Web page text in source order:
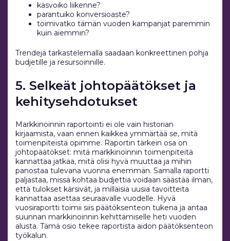
kasvoiko liikenne?
parantuiko konversioaste?
toimivatko tämän vuoden kampanjat paremmin
kuin aiemmin?
Trendejä tarkastelemalla saadaan konkreettinen pohja
budjetille ja resursoinnille.
5. Selkeät johtopäätökset ja
kehitysehdotukset
Markkinoinnin raportointi ei ole vain historian
kirjaamista, vaan ennen kaikkea ymmärtää se, mitä
toimenpiteistä opimme. Raportin tärkein osa on
johtopäätökset: mitä markkinoinnin toimenpiteitä
kannattaa jatkaa, mitä olisi hyvä muuttaa ja mihin
panostaa tulevana vuonna enemmän. Samalla raportti
paljastaa, missä kohtaa budjettia voidaan säästää ilman,
että tulokset kärsivät, ja millaisia uusia tavoitteita
kannattaa asettaa seuraavalle vuodelle. Hyvä
vuosiraportti toimii siis päätöksenteon tukena ja antaa
suunnan markkinoinnin kehittämiselle heti vuoden
alusta. Tämä osio tekee raportista aidon päätöksenteon
työkalun.